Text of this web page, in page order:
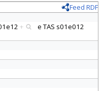
Feed RDF
+ eTAS s01e012